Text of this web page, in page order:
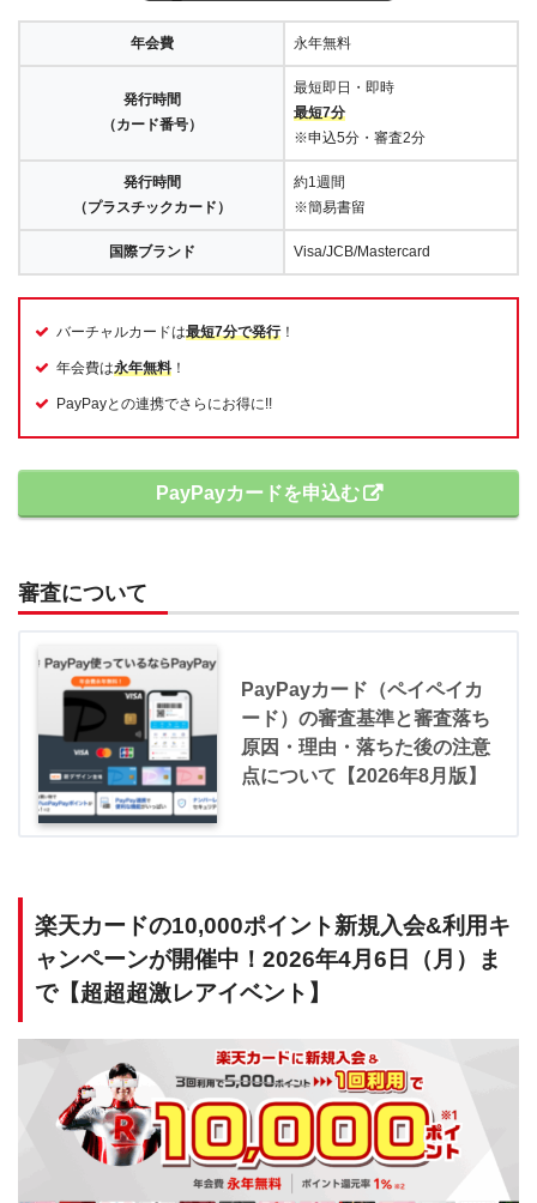
年会費 永年無料
発行時間
（カード番号）
最短即日・即時
最短7分
※申込5分・審査2分
発行時間
（プラスチックカード）
約1週間
※簡易書留
国際ブランド Visa/JCB/Mastercard
バーチャルカードは最短7分で発行！
年会費は永年無料 ！
PayPayとの連携でさらにお得に!!
PayPayカードを申込む
審査について
PayPayカード（ペイペイカ
ード）の審査基準と審査落ち
原因・理由・落ちた後の注意
点について【2026年8月版】
楽天カードの10,000ポイント新規入会&利用キ
ャンペーンが開催中！2026年4月6日（月）ま
で【超超超激レアイベント】